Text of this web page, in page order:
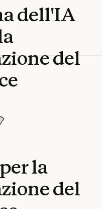
dell'IA
del
perla
del